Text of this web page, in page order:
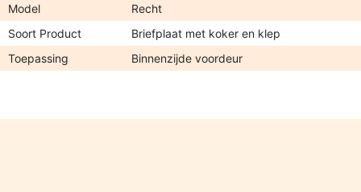
Model
Recht
Soort Product
Briefplaat met koker en klep
Toepassing
Binnenzijde voordeur